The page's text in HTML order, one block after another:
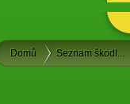
Domů Seznam škodl...